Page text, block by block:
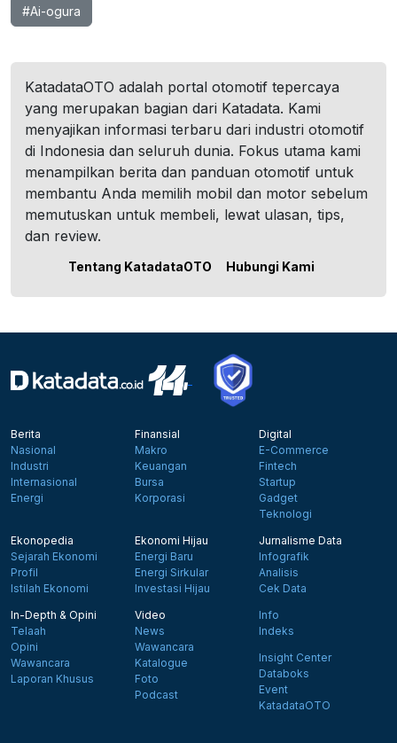
#Ai-ogura
KatadataOTO adalah portal otomotif tepercaya
yang merupakan bagian dari Katadata. Kami
menyajikan informasi terbaru dari industri otomotif
di Indonesia dan seluruh dunia. Fokus utama kami
menampilkan berita dan panduan otomotif untuk
membantu Anda memilih mobil dan motor sebelum
memutuskan untuk membeli, lewat ulasan, tips,
dan review.
Tentang KatadataOTO Hubungi Kami
Berita
Nasional
Industri
Internasional
Energi
Finansial
Makro
Keuangan
Bursa
Korporasi
Digital
E-Commerce
Fintech
Startup
Gadget
Teknologi
Ekonopedia
Sejarah Ekonomi
Profil
Istilah Ekonomi
Ekonomi Hijau
Energi Baru
Energi Sirkular
Investasi Hijau
Jurnalisme Data
Infografik
Analisis
Cek Data
In-Depth & Opini
Telaah
Opini
Wawancara
Laporan Khusus
Video
News
Wawancara
Katalogue
Foto
Podcast
Info
Indeks
Insight Center
Databoks
Event
KatadataOTO